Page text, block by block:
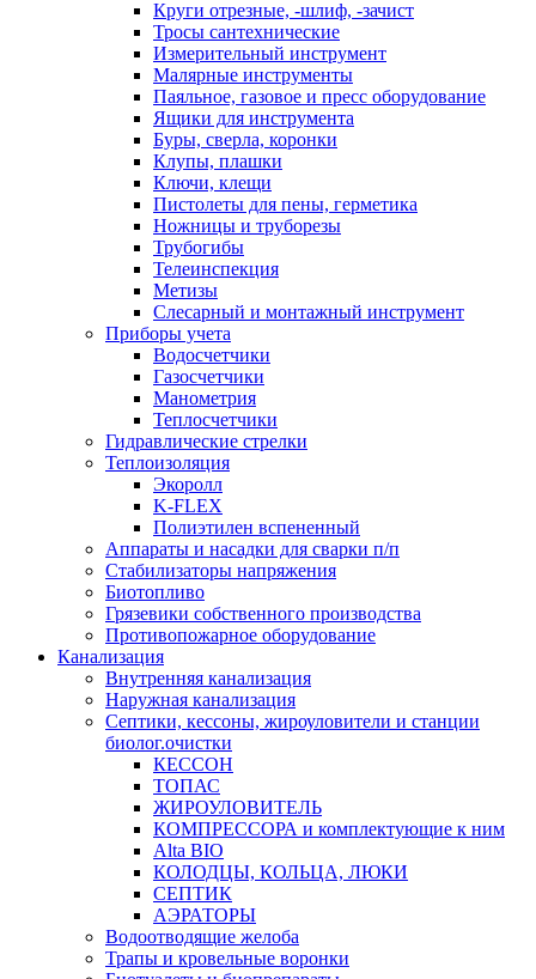
Круги отрезные, -шлиф, -зачист
Тросы сантехнические
Измерительный инструмент
Малярные инструменты
Паяльное, газовое и пресс оборудование
Ящики для инструмента
Буры, сверла, коронки
Клупы, плашки
Ключи, клещи
Пистолеты для пены, герметика
Ножницы и труборезы
Трубогибы
Телеинспекция
Метизы
Слесарный и монтажный инструмент
Приборы учета
Водосчетчики
Газосчетчики
Манометрия
Теплосчетчики
Гидравлические стрелки
Теплоизоляция
Экоролл
K-FLEX
Полиэтилен вспененный
Аппараты и насадки для сварки п/п
Стабилизаторы напряжения
Биотопливо
Грязевики собственного производства
Противопожарное оборудование
Канализация
Внутренняя канализация
Наружная канализация
Септики, кессоны, жироуловители и станции
биолог.очистки
КЕССОН
ТОПАС
ЖИРОУЛОВИТЕЛЬ
КОМПРЕССОРА и комплектующие к ним
Alta BIO
КОЛОДЦЫ, КОЛЬЦА, ЛЮКИ
СЕПТИК
АЭРАТОРЫ
Водоотводящие желоба
Трапы и кровельные воронки